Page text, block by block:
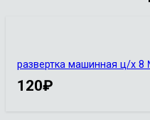
развертка машинная ц/х
120₽